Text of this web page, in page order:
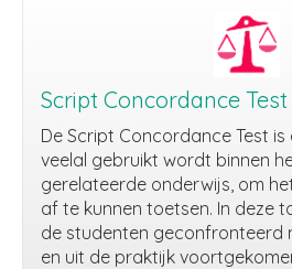
Script Concordance Test
De Script Concordance Test
veelal gebruikt wordt binnen
gerelateerde onderwijs, om
af te kunnen toetsen. In deze
de studenten geconfronteerd
en uit de praktijk